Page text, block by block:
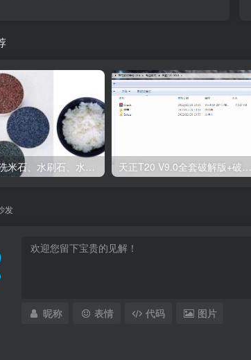
交迭+古城记忆城市设计方案文本
水洗石、洗米石、水刷石、水磨石、胶粘石傻傻分不清楚 天正T20 V9.0全套破解版+破解补丁+安装教程
发
昵称 表情 代码 图片